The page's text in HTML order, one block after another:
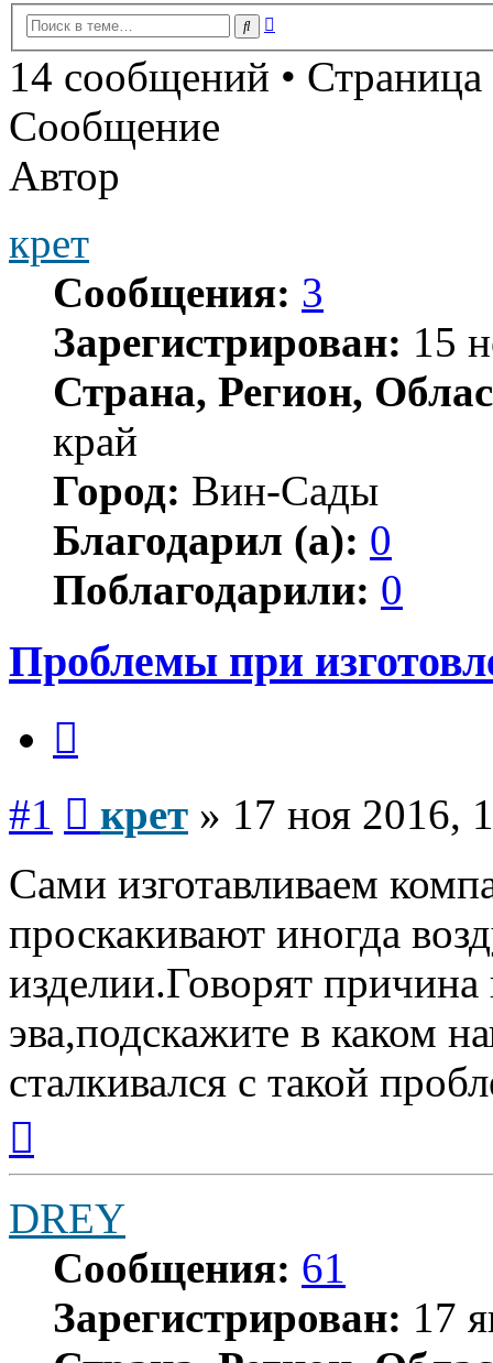
Поиск
14 сообщений • Страница
Сообщение
Автор
крет
Сообщения: 3
Зарегистрирован: 15
Страна, Регион,
край
Город: Вин-Сады
Благодарил (а): 0
Поблагодарили: 0
Проблемы при
#1 крет » 17 ноя 2016,
Сами изготавливаем
проскакивают иногда
изделии.Говорят
эва,подскажите в каком
сталкивался с такой
началу
DREY
Сообщения: 61
Зарегистрирован: 17